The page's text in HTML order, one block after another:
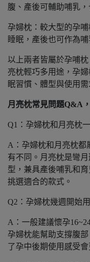
腹、產後可輔助哺乳
孕婦枕：較大型的孕
睡眠，產後也可作為
以上兩者皆屬於孕哺
亮枕輕巧多用途，孕
眠習慣、體型與使用
月亮枕常見問題Q&A
Q1：孕婦枕和月亮枕
A：孕婦枕和月亮枕都
有不同。月亮枕是彎
型，兼具產後哺乳和
挑選適合的款式。
Q2：孕婦枕幾週開始
A：一般建議懷孕
孕婦枕能幫助支撐腹
了孕中後期使用感受